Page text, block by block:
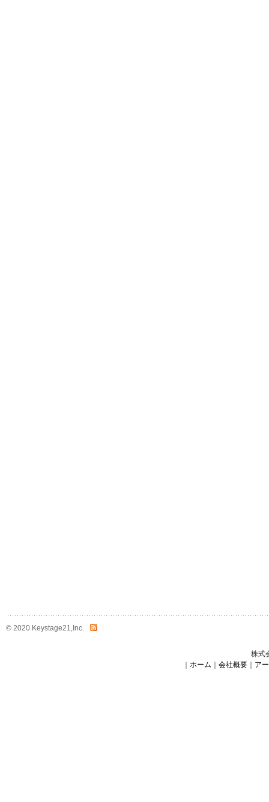
© 2020 Keystage21,Inc.
株式
｜ ホーム ｜ 会社概要｜ ア